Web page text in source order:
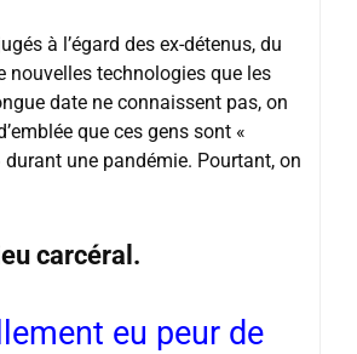
à l’égard des ex-détenus, du
nouvelles technologies que les
date ne connaissent pas, on
que ces gens sont «
une pandémie. Pourtant, on
carcéral.
eu peur de